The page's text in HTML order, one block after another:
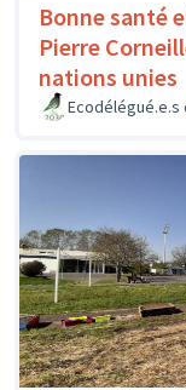
Bonne santé
Pierre
nations unies
Ecodélégué.e.s